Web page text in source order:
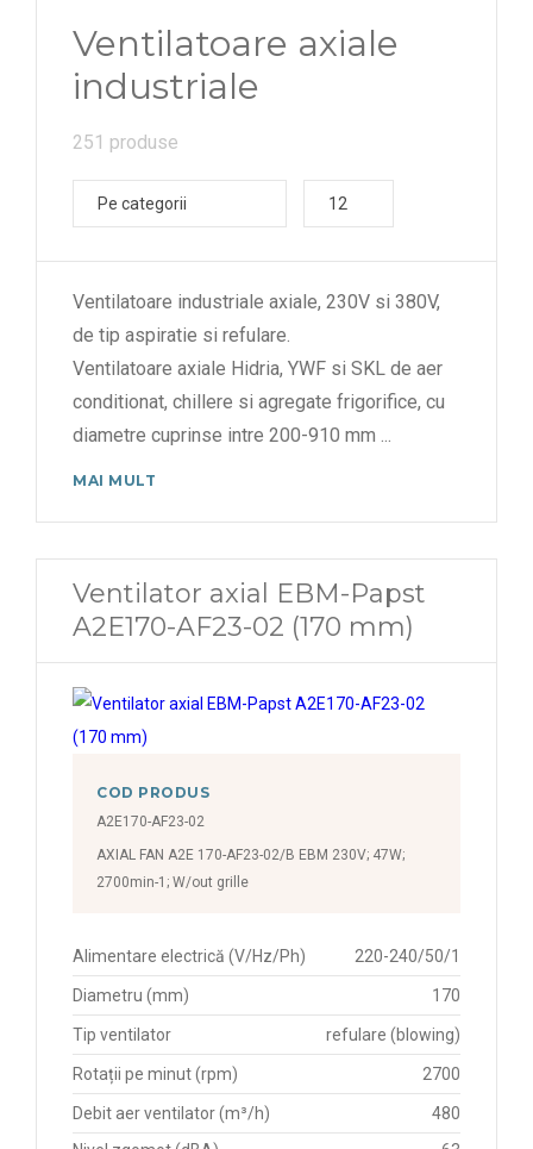
925 rpm
930 rpm
940 rpm
950 rpm
960 rpm
1020 rpm
1025 rpm
1070 rpm
1080 rpm
1110 rpm
1130 rpm
1140 rpm
1190 rpm
1200 rpm
1207 rpm
1210 rpm
1240 rpm
1250 rpm
1260 rpm
1280 rpm
1287 rpm
Ventilatoare axiale
industriale
251 produse
Pe categorii 12
Ventilatoare industriale axiale, 230V si 380V,
de tip aspiratie si refulare.
Ventilatoare axiale Hidria, YWF si SKL de aer
conditionat, chillere si agregate frigorifice, cu
diametre cuprinse intre 200-910 mm
MAI MULT
Ventilator axial EBM-Papst
A2E170-AF23-02 (170 mm)
COD PRODUS
A2E170-AF23-02
AXIAL FAN A2E 170-AF23-02/B EBM 230V; 47W;
2700min-1; W/out grille
Alimentare electrică (V/Hz/Ph) 220-240/50/1
Diametru (mm) 170
Tip ventilator refulare (blowing)
Rotații pe minut (rpm) 2700
Debit aer ventilator (m³/h)
480